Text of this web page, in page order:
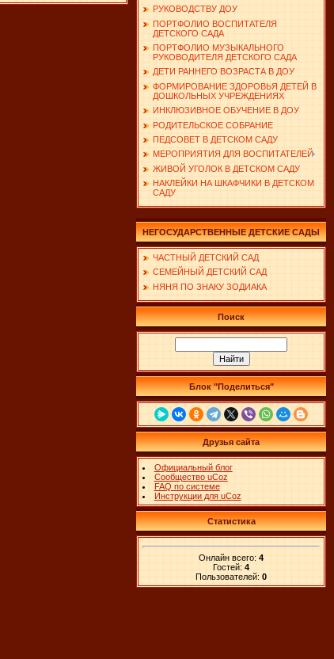
РУКОВОДСТВУ ДОУ
ПОРТФОЛИО ВОСПИТАТЕЛЯ
ДЕТСКОГО САДА
ПОРТФОЛИО МУЗЫКАЛЬНОГО
РУКОВОДИТЕЛЯ ДЕТСКОГО САДА
ДЕТИ РАННЕГО ВОЗРАСТА В ДОУ
ФОРМИРОВАНИЕ ЗДОРОВЬЯ ДЕТЕЙ В
ДОШКОЛЬНЫХ УЧРЕЖДЕНИЯХ
ИНКЛЮЗИВНОЕ ОБУЧЕНИЕ В ДОУ
РОДИТЕЛЬСКОЕ СОБРАНИЕ
ПЕДСОВЕТ В ДЕТСКОМ САДУ
МЕРОПРИЯТИЯ ДЛЯ ВОСПИТАТЕЛЕЙ
ЖИВОЙ УГОЛОК В ДЕТСКОМ САДУ
НАКЛЕЙКИ НА ШКАФЧИКИ В ДЕТСКОМ
САДУ
НЕГОСУДАРСТВЕННЫЕ ДЕТСКИЕ САДЫ
ЧАСТНЫЙ ДЕТСКИЙ САД
СЕМЕЙНЫЙ ДЕТСКИЙ САД
НЯНЯ ПО ЗНАКУ ЗОДИАКА
Поиск
Блок "Поделиться"
Друзья сайта
Официальный блог
Сообщество uCoz
FAQ по системе
Инструкции для uCoz
Статистика
Онлайн всего: 4
Гостей: 4
Пользователей: 0